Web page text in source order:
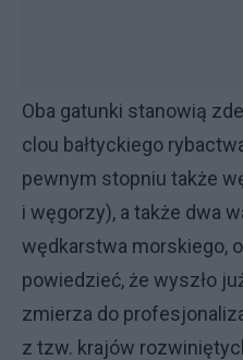
Oba gatunki stanowią
clou bałtyckiego
pewnym stopniu także
i węgorzy), a także dwa
wędkarstwa morskiego,
powiedzieć, że wyszło
zmierza do
z tzw. krajów